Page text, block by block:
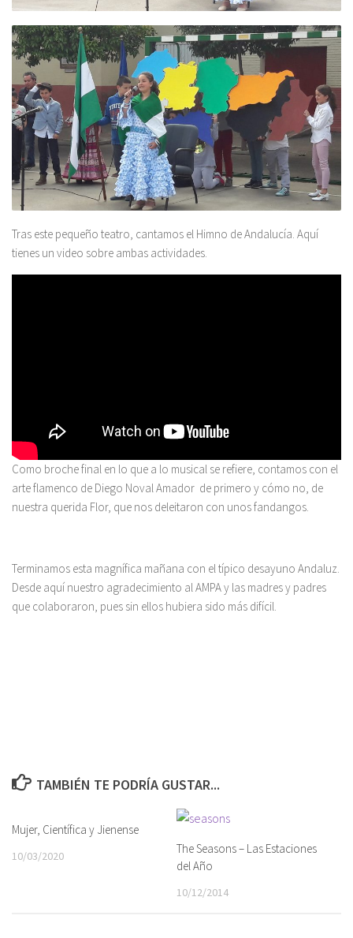
Tras este pequeño teatro, cantamos el Himno de Andalucía. Aquí
tienes un video sobre ambas actividades.
Como broche final en lo que a lo musical se refiere, contamos con el
arte flamenco de Diego Noval Amador de primero y cómo no, de
nuestra querida Flor, que nos deleitaron con unos fandangos.
Terminamos esta magnífica mañana con el típico desayuno Andaluz.
Desde aquí nuestro agradecimiento al AMPA y las madres y padres
que colaboraron, pues sin ellos hubiera sido más difícil.
TAMBIÉN TE PODRÍA GUSTAR...
Mujer, Científica y Jienense
10/03/2020
The Seasons – Las Estaciones
del Año
10/12/2014